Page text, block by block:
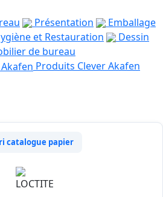
Présentation
Emballage
et Restauration
Dessin
de bureau
Produits Clever Akafen
catalogue papier